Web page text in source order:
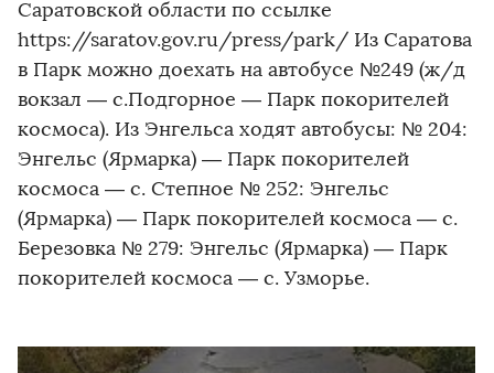
Саратовской области по ссылке
https://saratov.gov.ru/press/park/ Из Саратова
в Парк можно доехать на автобусе №249 (ж/д
вокзал — с.Подгорное — Парк покорителей
космоса). Из Энгельса ходят автобусы: № 204:
Энгельс (Ярмарка) — Парк покорителей
космоса — с. Степное № 252: Энгельс
(Ярмарка) — Парк покорителей космоса — с.
Березовка № 279: Энгельс (Ярмарка) — Парк
покорителей космоса — с. Узморье.